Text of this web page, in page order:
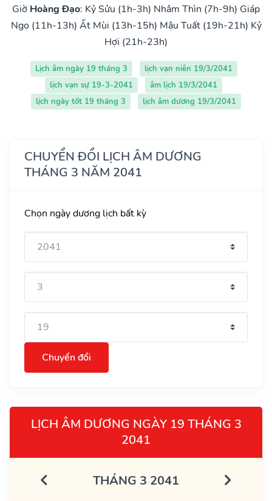
Giờ Hoàng Đạo: Kỷ Sửu (1h-3h) Nhâm Thìn (7h-9h) Giáp
Ngọ (11h-13h) Ất Mùi (13h-15h) Mậu Tuất (19h-21h) Kỷ
Hợi (21h-23h)
Lịch âm ngày 19 tháng 3
lịch vạn niên 19/3/2041
lịch vạn sự 19-3-2041
âm lịch 19/3/2041
lịch ngày tốt 19 tháng 3
lịch âm dương 19/3/2041
CHUYỂN ĐỔI LỊCH ÂM DƯƠNG
THÁNG 3 NĂM 2041
Chọn ngày dương lịch bất kỳ
Chuyển đổi
LỊCH ÂM DƯƠNG NGÀY 19 THÁNG 3
2041
THÁNG 3 2041